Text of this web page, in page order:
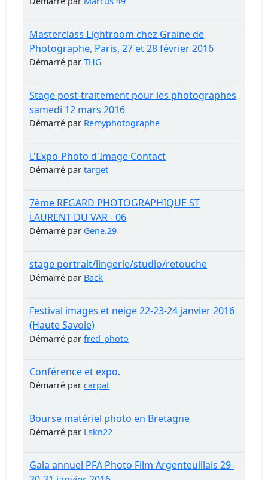
Masterclass Lightroom chez Graine de
Photographe, Paris, 27 et 28 février 2016
Démarré parTHG
Stage post-traitement pour les photographes
samedi 12 mars 2016
Démarré par Remyphotographe
L'Expo-Photo d'Image Contact
Démarré partarget
7ème REGARD PHOTOGRAPHIQUE ST
LAURENT DU VAR - 06
Démarré par Gene.29
stage portrait/lingerie/studio/retouche
Démarré par Back
Festival images et neige 22-23-24 janvier 2016
(Haute Savoie)
Démarré parfred_photo
Conférence et expo.
Démarré parcarpat
Bourse matériel photo en Bretagne
Démarré par Lskn22
Gala annuel PFA Photo Film Argenteuillais 29-